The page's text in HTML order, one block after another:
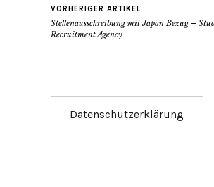
VORHERIGER ARTIKEL
Stellenausschreibung mit Japan Bezug –
Recruitment Agency
Datenschutzerklärung